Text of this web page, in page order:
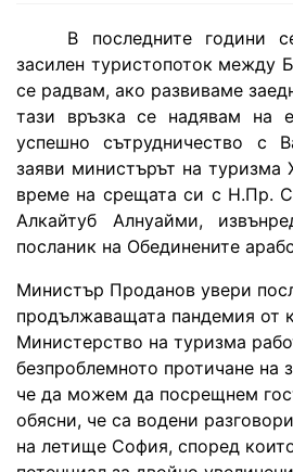
В последните години
засилен туристопоток между
се радвам, ако развиваме
тази връзка се надявам на
успешно сътрудничество с
заяви министърът на туризма
време на срещата си с Н.Пр.
Алкайтуб Алнуайми,
посланик на Обединените
Министър Проданов увери
продължаващата пандемия от
Министерство на туризма
безпроблемното протичане на
че да можем да посрещнем
обясни, че са водени
на летище София, според